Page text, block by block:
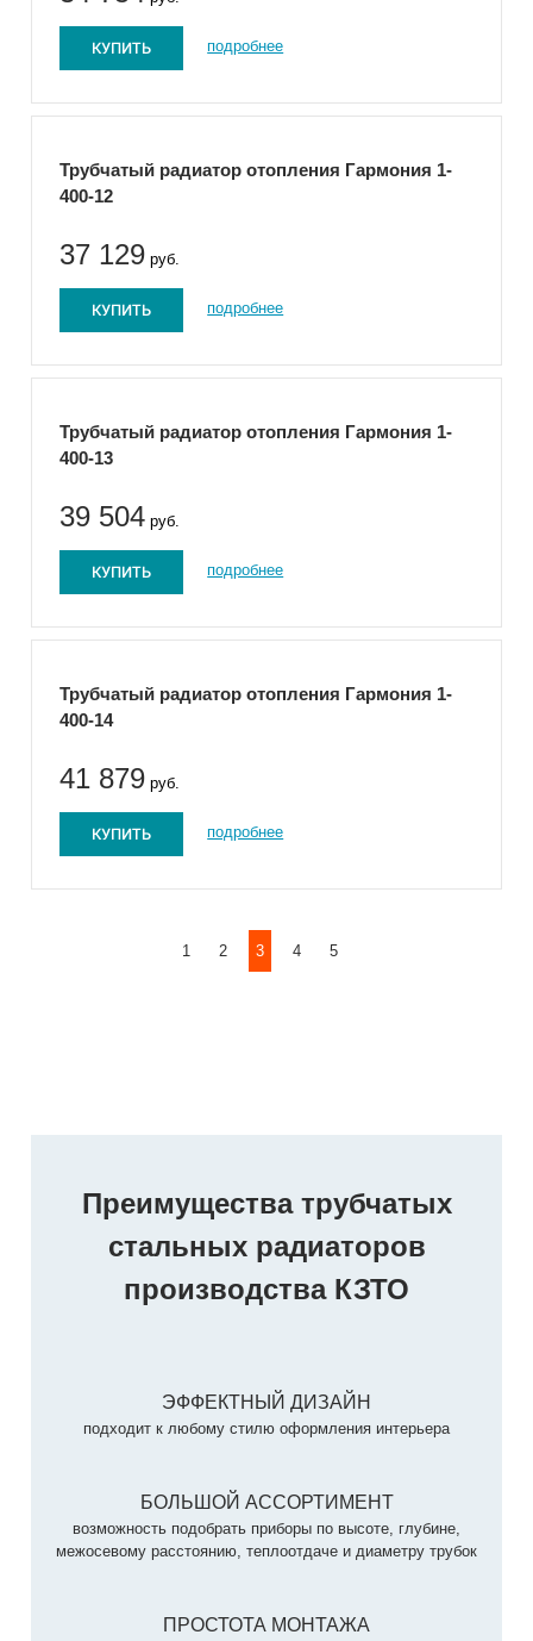
КУПИТЬ подробнее
Трубчатый радиатор отопления Гармония 1-
400-12
37 129 руб.
КУПИТЬ подробнее
Трубчатый радиатор отопления Гармония 1-
400-13
39 504 руб.
КУПИТЬ подробнее
Трубчатый радиатор отопления Гармония 1-
400-14
41 879 руб.
КУПИТЬ подробнее
1 2 3 4 5
Преимущества трубчатых
стальных радиаторов
производства КЗТО
ЭФФЕКТНЫЙ ДИЗАЙН
подходит к любому стилю оформления интерьера
БОЛЬШОЙ АССОРТИМЕНТ
возможность подобрать приборы по высоте, глубине,
межосевому расстоянию, теплоотдаче и диаметру трубок
ПРОСТОТА МОНТАЖА